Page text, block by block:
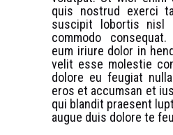
quis nostrud exerci
suscipit lobortis nisl
commodo
eum iriure dolor in
velit esse molestie
dolore eu feugiat
eros et accumsan et
qui blandit praesent
augue duis dolore te